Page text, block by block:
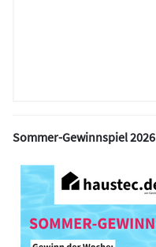
Sommer-Gewinnspiel 2026